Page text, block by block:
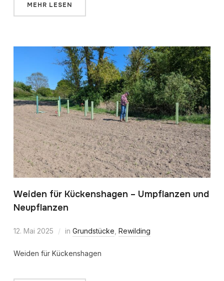
MEHR LESEN
Weiden für Kückenshagen – Umpflanzen und
Neupflanzen
12. Mai 2025 in Grundstücke Rewilding
Weiden für Kückenshagen